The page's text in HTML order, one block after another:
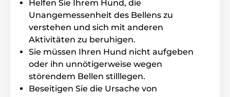
Impulsniveau ist niedrig und bestimmt
das Halsband für kleine bis mittlere und
empfindliche Hunde.Sie können einen Modus
einstellen, der das Hundebellen nur mit einem Ton
oder einem Impuls in den Stufen 1 - 3 korrigiert.
Batterie und Aufladung
Helfen Sie Ihrem Hund, die
Unangemessenheit des Bellens zu
verstehen und sich mit anderen
Aktivitäten zu beruhigen.
Sie müssen Ihren Hund nicht aufgeben
oder ihn unnötigerweise wegen
störendem Bellen stilllegen.
Beseitigen Sie die Ursache von